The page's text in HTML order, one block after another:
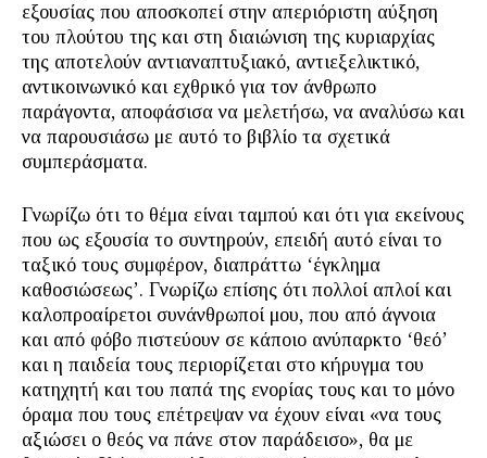
εξουσίας που αποσκοπεί στην απεριόριστη αύξηση
του πλούτου της και στη διαιώνιση της κυριαρχίας
της αποτελούν αντιαναπτυξιακό, αντιεξελικτικό,
αντικοινωνικό και εχθρικό για τον άνθρωπο
παράγοντα, αποφάσισα να μελετήσω, να αναλύσω και
να παρουσιάσω με αυτό το βιβλίο τα σχετικά
συμπεράσματα.
Γνωρίζω ότι το θέμα είναι ταμπού και ότι για εκείνους
που ως εξουσία το συντηρούν, επειδή αυτό είναι το
ταξικό τους συμφέρον, διαπράττω ‘έγκλημα
καθοσιώσεως’. Γνωρίζω επίσης ότι πολλοί απλοί και
καλοπροαίρετοι συνάνθρωποί μου, που από άγνοια
και από φόβο πιστεύουν σε κάποιο ανύπαρκτο ‘θεό’
και η παιδεία τους περιορίζεται στο κήρυγμα του
κατηχητή και του παπά της ενορίας τους και το μόνο
όραμα που τους επέτρεψαν να έχουν είναι «να τους
αξιώσει ο θεός να πάνε στον παράδεισο», θα με